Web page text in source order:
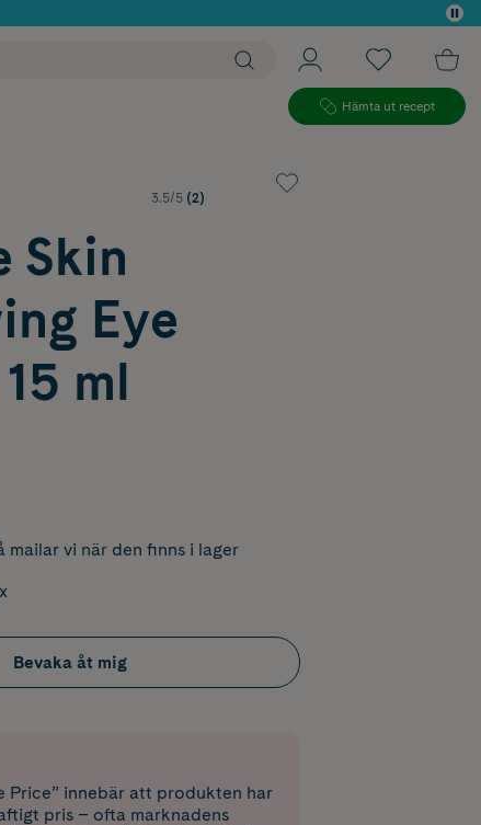
Hämta ut recept
3.5/5 (2)
Skin
Eye
ml
mailar vi när den finns i lager
Bevaka åt mig
Price” innebär att produkten har
pris – ofta marknadens